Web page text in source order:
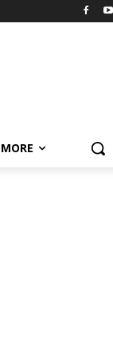
MORE